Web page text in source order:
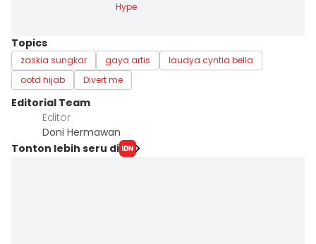
Hype
Topics
zaskia sungkar gaya artis
laudya cyntia bella
ootd hijab
Divert me
Editorial Team
Editor
Doni Hermawan
Tonton lebih seru di